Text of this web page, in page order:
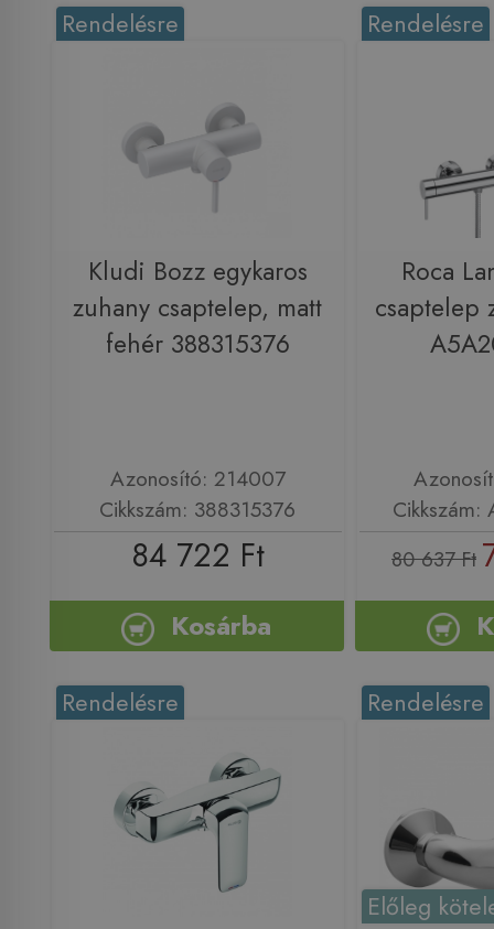
Rendelésre
Kludi Bozz egykaros
zuhany csaptelep, matt
fehér 388315376
Azonosító: 214007
Cikkszám: 388315376
84 722 Ft
Kosárba
Rendelésre
Roca
csaptelep
80 637 Ft
Rendelésre Rendelésre
Előleg